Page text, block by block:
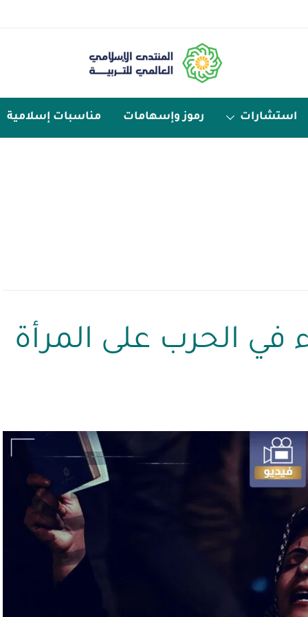
استشارات رموز وإسهامات مناسبات إسلامية
في الحرب على المرأة